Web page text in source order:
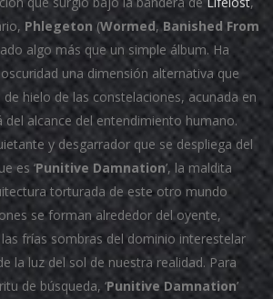
Phlegeton (Wormed,Banished From
algo más que un simple álbum. Ha
una dimensión alternativa que
hielo de las constelaciones, acunada en
del alcance del entendimiento humano.
y desgarrador que se despliega del
es ‘Punitive Damnation’, la maldita
torturada de este otro mundo
se forman alrededor del oyente,
frías sombras del dominio interestelar
la luz del sol de nuestra realidad. Para
de búsqueda, ‘Punitive Damnation’